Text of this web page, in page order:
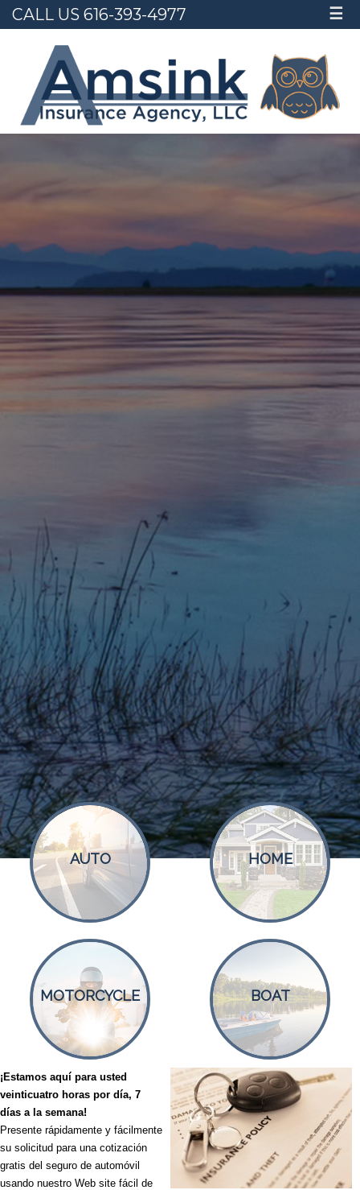
CALL US 616-393-4977 ☰
AUTO HOME
MOTORCYCLE BOAT
¡Estamos aquí para usted
veinticuatro horas por día, 7
días a la semana!
Presente rápidamente y fácilmente
su solicitud para una cotización
gratis del seguro de automóvil
usando nuestro Web site fácil de